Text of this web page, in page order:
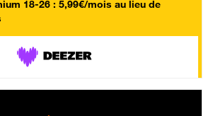
18-26 : 5,99€/mois au lieu de